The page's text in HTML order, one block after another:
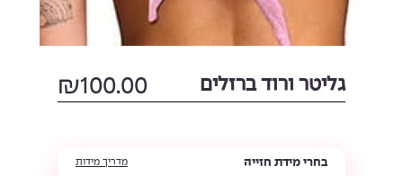
גליטר ורוד ברזלים ₪100.00
בחרי מידת חזייה מדריך מידות